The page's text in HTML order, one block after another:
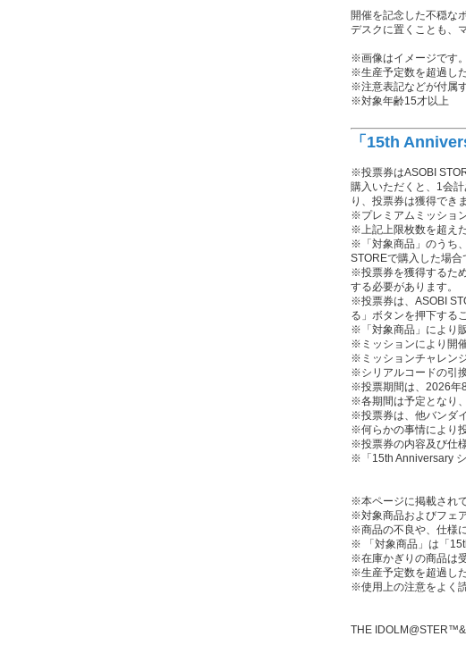
開催を記念した不穏な
デスクに置くことも、
※画像はイメージです
※生産予定数を超過し
※注意表記などが付属
※対象年齢15才以上
「15th
※投票券はASOBI
購入いただくと、1会
り、投票券は獲得でき
※プレミアムミッショ
※上記上限枚数を超え
※「対象商品」のうち
STOREで購入した場合
※投票券を獲得するた
する必要があります。
※投票券は、ASOBI
る」ボタンを押下する
※「対象商品」により
※ミッションにより開
※ミッションチャレン
※シリアルコードの引
※投票期間は、2026年
※各期間は予定となり
※投票券は、他バンダ
※何らかの事情により
※投票券の内容及び仕
※「15th Anniversary
※本ページに掲載され
※対象商品およびフェ
※商品の不良や、仕様
※ 「対象商品」は「
※在庫かぎりの商品は
※生産予定数を超過し
※使用上の注意をよく
THE